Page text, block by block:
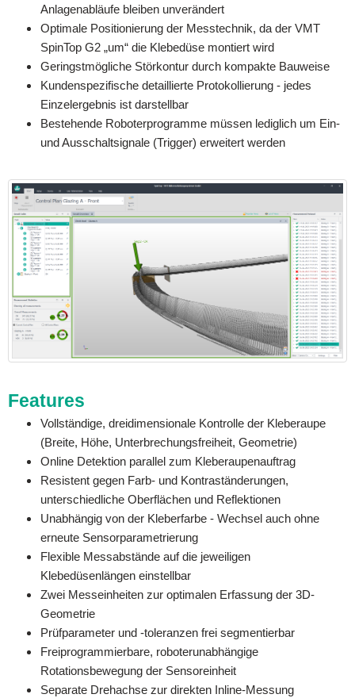
Anlagenabläufe bleiben unverändert
Optimale Positionierung der Messtechnik, da der VMT
SpinTop G2 „um“ die Klebedüse montiert wird
Geringstmögliche Störkontur durch kompakte Bauweise
Kundenspezifische detaillierte Protokollierung - jedes
Einzelergebnis ist darstellbar
Bestehende Roboterprogramme müssen lediglich um Ein-
und Ausschaltsignale (Trigger) erweitert werden
Features
Vollständige, dreidimensionale Kontrolle der Kleberaupe
(Breite, Höhe, Unterbrechungsfreiheit, Geometrie)
Online Detektion parallel zum Kleberaupenauftrag
Resistent gegen Farb- und Kontraständerungen,
unterschiedliche Oberflächen und Reflektionen
Unabhängig von der Kleberfarbe - Wechsel auch ohne
erneute Sensorparametrierung
Flexible Messabstände auf die jeweiligen
Klebedüsenlängen einstellbar
Zwei Messeinheiten zur optimalen Erfassung der 3D-
Geometrie
Prüfparameter und -toleranzen frei segmentierbar
Freiprogrammierbare, roboterunabhängige
Rotationsbewegung der Sensoreinheit
Separate Drehachse zur direkten Inline-Messung